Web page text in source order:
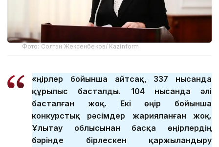
Фото: Солтан Жексенбеков/ Kazinform
«Өңірлер бойынша айтсақ, 337 нысанда
құрылыс басталды. 104 нысанда әлі
басталған жоқ. Екі өңір бойынша
конкурстық рәсімдер жарияланған жоқ.
Ұлытау облысынан басқа өңірлердің
бәрінде бірлескен қаржыландыру